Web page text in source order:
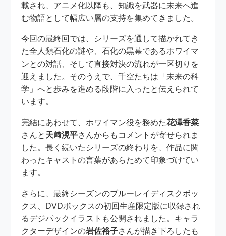
載され、アニメ化以降も、知識を武器に未来へ進
む物語として幅広い層の支持を集めてきました。
今回の最終回では、シリーズを通して描かれてき
た全人類石化の謎や、石化の黒幕であるホワイマ
ンとの対話、そして直接対決の流れが一区切りを
迎えました。そのうえで、千空たちは「未来の科
学」へと歩みを進める段階に入ったと伝えられて
います。
完結にあわせて、ホワイマン役を務めた花澤香菜
さんと 天﨑滉平さんからもコメントが寄せられま
した。長く続いたシリーズの終わりを、作品に関
わったキャストの言葉があらためて印象づけてい
ます。
さらに、最終シーズンのブルーレイディスクボッ
クス、DVDボックスの初回生産限定版に収録され
るデジパックイラストも公開されました。キャラ
クターデザインの岩佐裕子さんが描き下ろしたも